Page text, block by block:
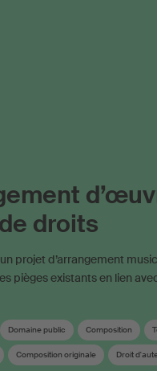
droits
projet d’arrangement
pièges existants en lien
Domaine public Composition
Composition originale Droit